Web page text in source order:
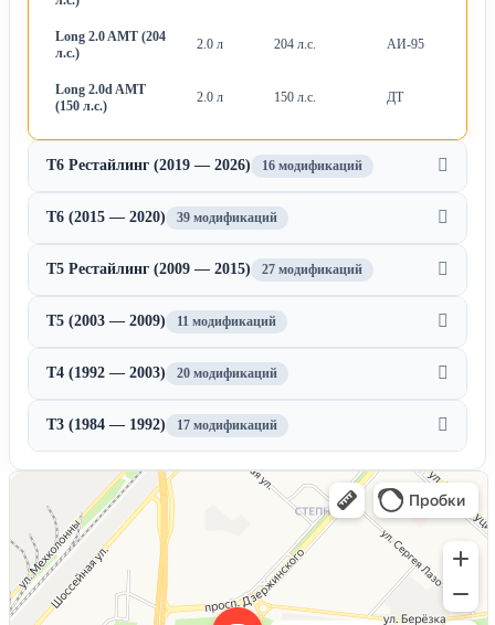
Long 2.0 AMT (204
л.с.)
2.0 л 204 л.с. АИ-95
Long 2.0d AMT
(150 л.с.)
2.0 л 150 л.с. ДТ
T6 Рестайлинг (2019 — 2026) 16 модификаций
T6 (2015 — 2020) 39 модификаций
T5 Рестайлинг (2009 — 2015) 27 модификаций
T5 (2003 — 2009) 11 модификаций
T4 (1992 — 2003) 20 модификаций
T3 (1984 — 1992) 17 модификаций